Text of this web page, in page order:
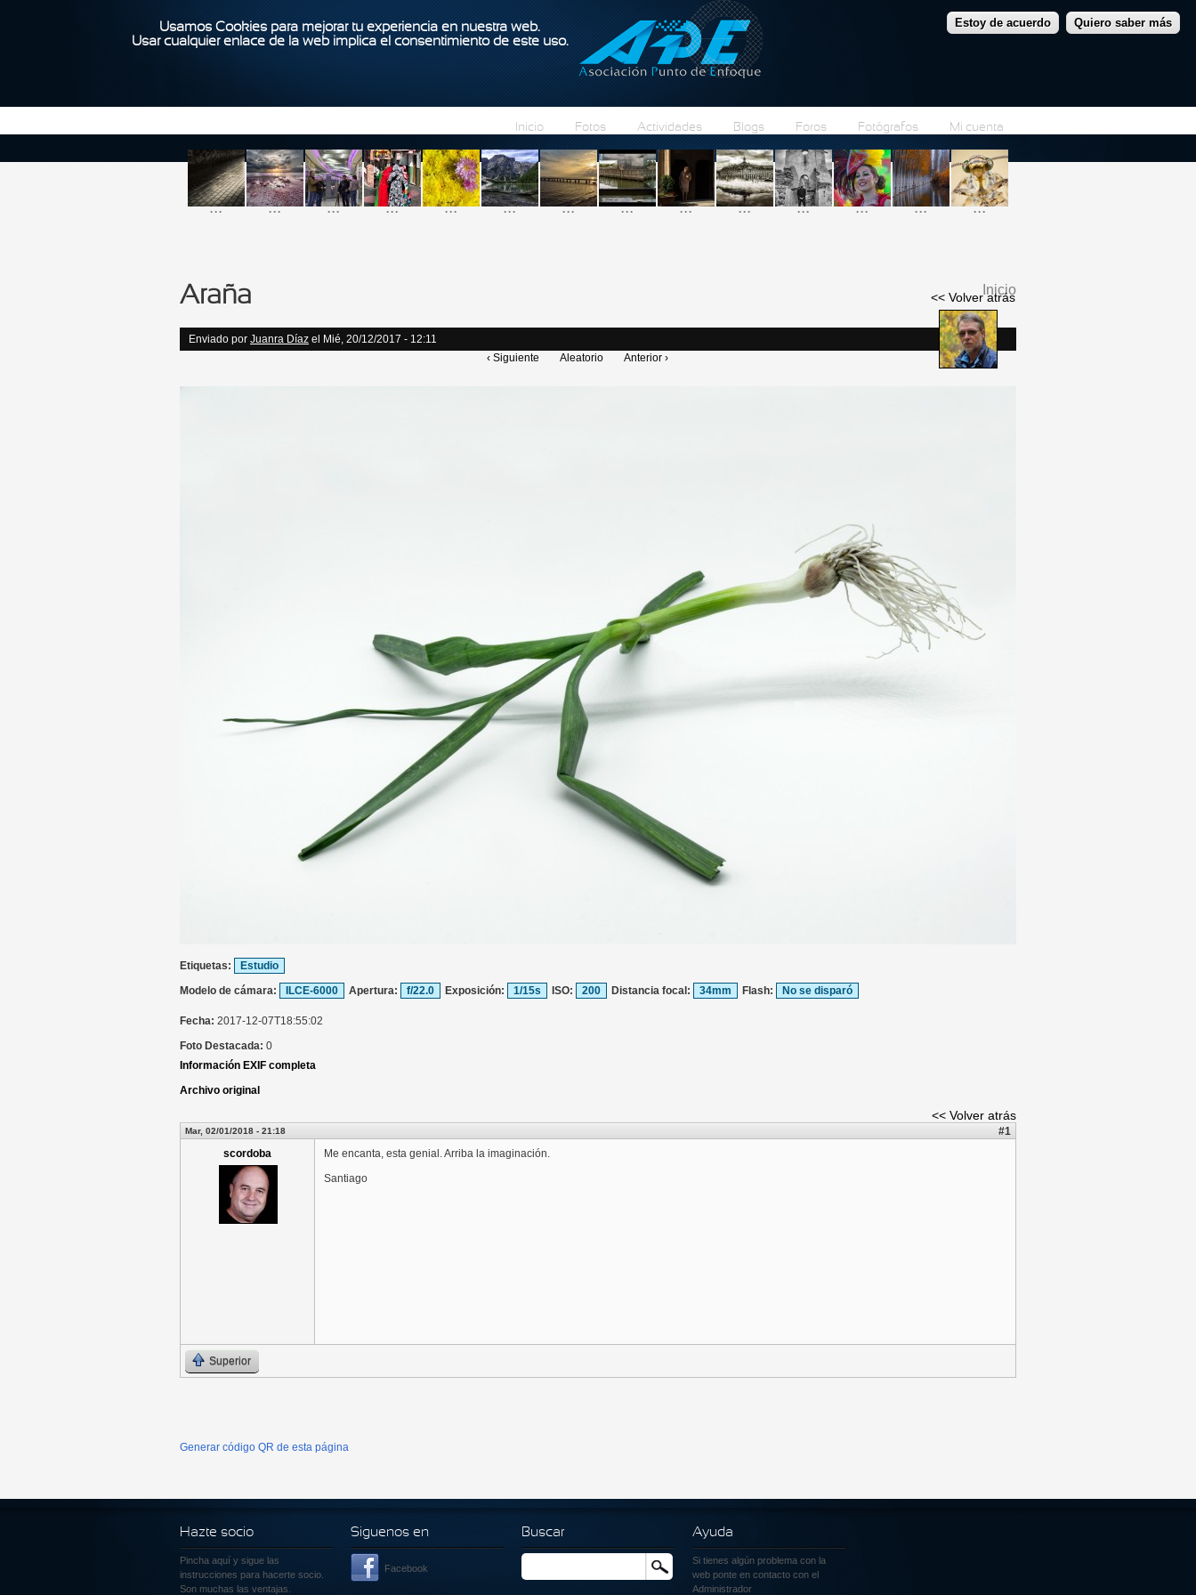
Usamos Cookies para mejorar tu experiencia en nuestra web.
Usar cualquier enlace de la web implica el consentimiento de este uso.
Estoy de acuerdo Quiero saber más
Pasar al contenido principal
Inicio Fotos Actividades Blogs Foros Fotógrafos Mi cuenta
... ... ... ... ... ... ... ... ... ... ... ... ... ...
Se encuentra usted
aquí
Inicio
Araña << Volver atrás
Enviado por Juanra Díaz el Mié, 20/12/2017 - 12:11
‹ Siguiente
Aleatorio Anterior ›
Etiquetas:
Estudio
Modelo de cámara:
ILCE-6000 Apertura: f/22.0 Exposición: 1/15s ISO: 200 Distancia focal: 34mm Flash: No se disparó
Fecha: 2017-12-07T18:55:02
Foto Destacada: 0
Información EXIF completa
Archivo original
<< Volver atrás
Mar, 02/01/2018 - 21:18
#1
scordoba
Me encanta, esta genial. Arriba la imaginación.
Santiago
Superior
Generar código QR de esta página
Hazte socio
Pincha aquí y sigue las
instrucciones para hacerte socio.
Son muchas las ventajas.
Siguenos en
Facebook
Buscar
Buscar
Ayuda
Si tienes algún problema con la
web ponte en contacto con el
Administrador